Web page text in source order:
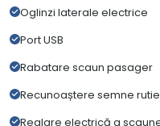
Oglinzi laterale electrice
Port USB
Rabatare scaun pasager
Recunoaștere semne
Reglare electrică a